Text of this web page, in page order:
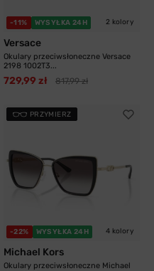
-11% WYSYŁKA 24H 2 kolory
Versace
Okulary przeciwsłoneczne Versace
2198 1002T3...
729,99 zł 817,99 zł
PRZYMIERZ
-22% WYSYŁKA 24H 4 kolory
Michael Kors
Okulary przeciwsłoneczne Michael